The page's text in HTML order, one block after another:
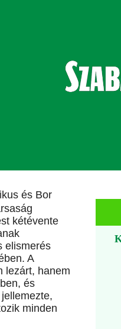
és Bor
kétévente
elismerés
A
lezárt, hanem
és
minden